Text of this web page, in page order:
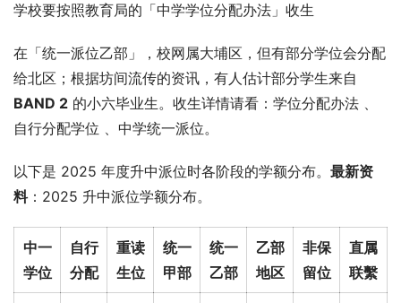
学校要按照教育局的「中学学位分配办法」收生
在「统一派位乙部」，校网属大埔区，但有部分学位会分配
BAND 2 的小六毕业生。收生详情请看：学位分配办法 、
自行分配学位 、中学统一派位。
以下是 2025 年度升中派位时各阶段的学额分布。 最新资
料：2025 升中派位学额分布。
中一
学位
自行
分配
重读
生位
统一
甲部
统一
乙部
乙部
地区
非保
留位
直属
联繫